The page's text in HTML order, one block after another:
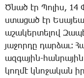
Ծ­նած էր ­Պո­լիս, 14
ստա­ցած էր
ա­շա­կեր­տե­լով
յա­ջոր­դը դար­ձաւ։
ազ­գա­յին-
կող­մէ կնո­ջա­կան